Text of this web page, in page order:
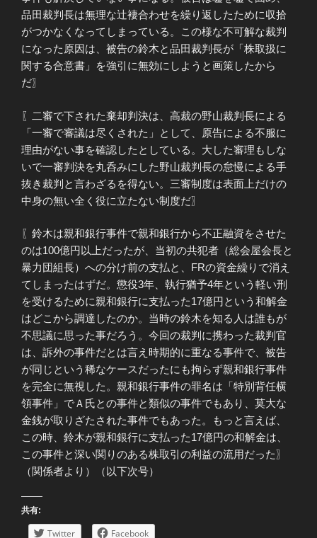
品田裁判長は無理な辻褄合わせを繰り返したために収拾
がつかなくなってしまっている。この様な不可解な裁判
になった原因は、被告の鈴木と品田裁判長が「株取扱に
関する合意書」を強引に無効にしようと画策したから
だ〗
〖二審で下された棄却判決は、高裁の野山裁判長による
「一審で審議は尽くされた」として、原告による不服に
理由がない事を確認したとしている。大した審理もしな
いで一審判決を丸呑みにした野山裁判長の怠慢による手
抜き裁判と言わざるを得ない。三審制度は表面上だけの
中身の無い全く役に立たない制度だ〗
〖鈴木は親和銀行事件で親和銀行から不正融資をさせた
のは100億円以上だったが、当初の共犯者（総会屋会長と
暴力団組長）への分け前の支払と、FRの資金繰りで消え
てしまったはずだ。懲役3年、執行猶予4年という軽い刑
を受けるために親和銀行に支払った17億円という和解金
はどこから調達したのか。当時の鈴木を知る人は誰もが
不思議に思った事だろう。今回の裁判に携わった裁判官
は、訴外の事件だとは言え時期的に重なる事件で、被告
が同じという稀なケースだったにも拘らず親和銀行事件
を完全に無視した。親和銀行事件の罪名は「特別背任横
領事件」でＡ氏との事件と類似の事件でもあり、莫大な
金銭が取りざたされた事件でもあった。もっと言えば、
この時、鈴木が親和銀行に支払った17億円の和解金は、
この事件と深い関りのある株取引の利益の流用だった〗
（関係者より）（以下次号）
共有:
Twitter Facebook